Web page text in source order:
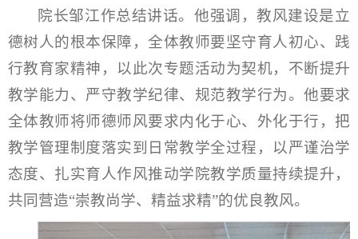
院长邹江作总结讲话。他强调，教风建设是立
德树人的根本保障，全体教师要坚守育人初心、践
行教育家精神，以此次专题活动为契机，不断提升
教学能力、严守教学纪律、规范教学行为。他要求
全体教师将师德师风要求内化于心、外化于行，把
教学管理制度落实到日常教学全过程，以严谨治学
态度、扎实育人作风推动学院教学质量持续提升，
共同营造“崇教尚学、精益求精”的优良教风。